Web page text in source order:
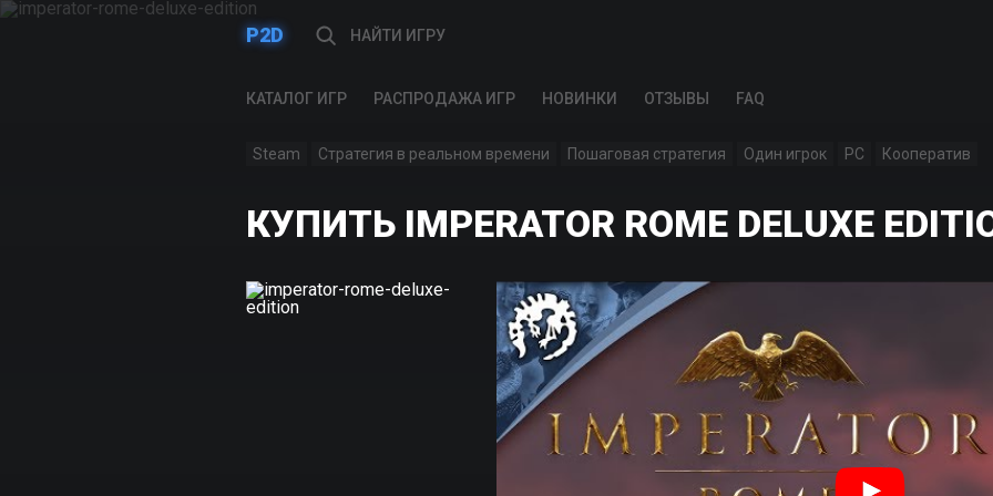
P2D
КАТАЛОГ ИГР РАСПРОДАЖА ИГР НОВИНКИ ОТЗЫВЫ FAQ
Steam Стратегия в реальном времени Пошаговая стратегия Один игрок PC Кооператив
КУПИТЬ IMPERATOR ROME DELUXE